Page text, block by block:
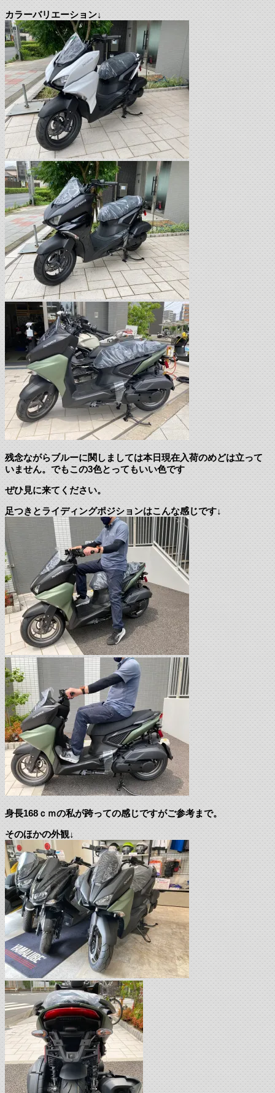
カラーバリエーション↓
残念ながらブルーに関しましては本日現在入荷のめどは立って
いません。でもこの3色とってもいい色です
ぜひ見に来てください。
足つきとライディングポジションはこんな感じです↓
身長168ｃｍの私が跨っての感じですがご参考まで。
そのほかの外観↓